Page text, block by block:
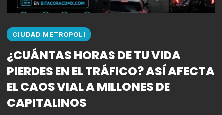
CIUDAD METROPOLI
¿CUÁNTAS HORAS DE TU VIDA
PIERDES EN EL TRÁFICO? ASÍ AFECTA
EL CAOS VIAL A MILLONES DE
CAPITALINOS